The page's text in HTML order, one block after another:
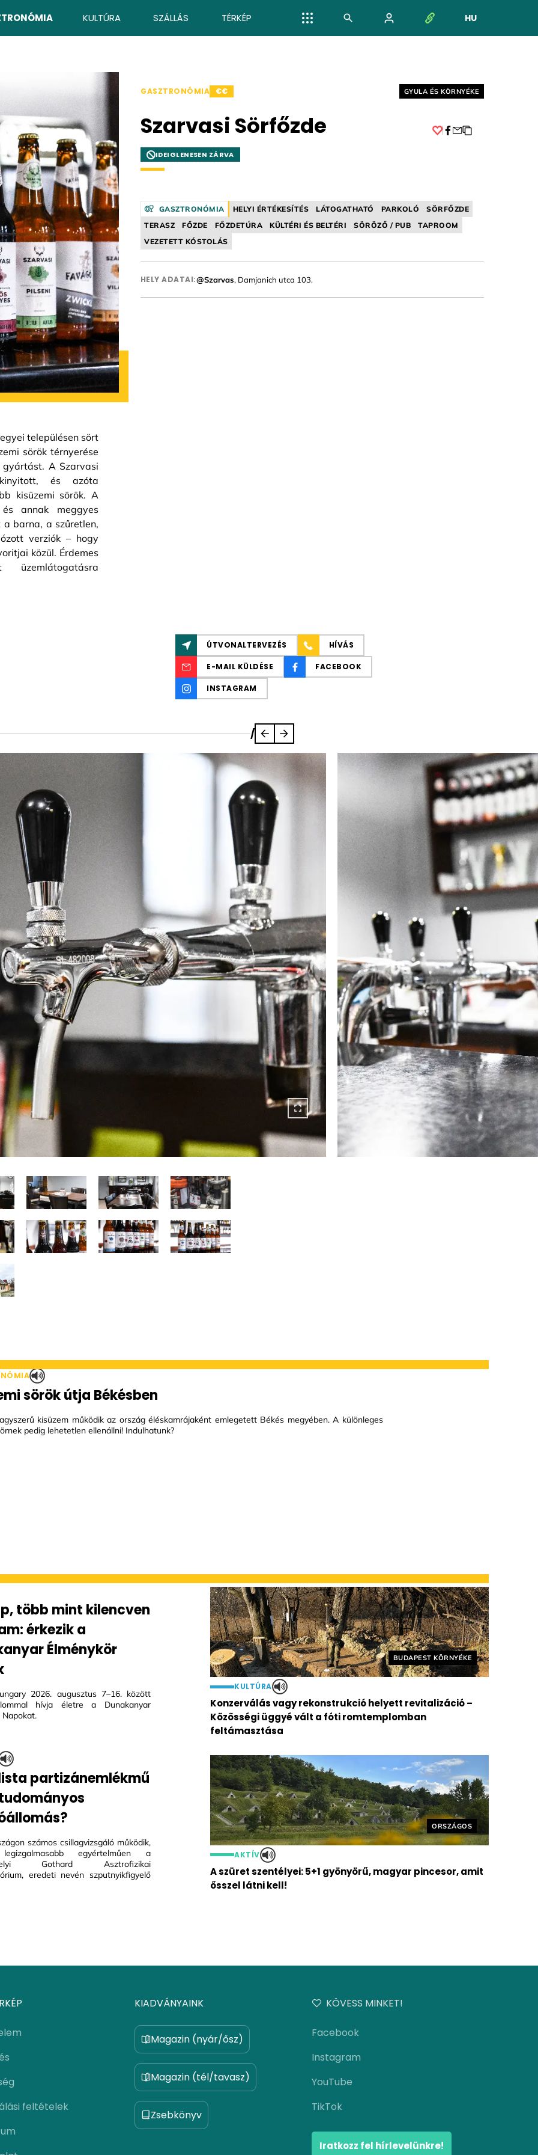
KULTÚRA SZÁLLÁS TÉRKÉP HU
NYELV
GASZTRONÓMIA €€ Helyszín címkék:
GYULA ÉS KÖRNYÉKE
Szarvasi Sörfőzde
IDEIGLENESEN ZÁRVA
GASZTRONÓMIA HELYI ÉRTÉKESÍTÉS LÁTOGATHATÓ PARKOLÓ
SÖRFŐZDE
TERASZ
FŐZDE FŐZDETÚRA KÜLTÉRI ÉS BELTÉRI SÖRÖZŐ / PUB
TAPROOM
VEZETETT KÓSTOLÁS
HELY ADATAI:@Szarvas, Damjanich utca 103.
településen sört
sörök térnyerése
A Szarvasi
és azóta
kisüzemi sörök. A
annak meggyes
barna, a szűretlen,
verziók – hogy
közül. Érdemes
üzemlátogatásra
ÚTVONALTERVEZÉS HÍVÁS
E-MAIL KÜLDÉSE FACEBOOK
INSTAGRAM
/
sörök útja Békésben
kisüzem működik az ország éléskamrájaként emlegetett Békés megyében. A különleges
pedig lehetetlen ellenállni! Indulhatunk?
több mint kilencven
érkezik a
Élménykör
2026. augusztus 7–16. között
hívja életre a Dunakanyar
Napokat.
Helyszín címkék:
BUDAPEST KÖRNYÉKE
KULTÚRA
Konzerválás vagy rekonstrukció helyett revitalizáció –
Közösségi üggyé vált a fóti romtemplomban
feltámasztása
partizánemlékmű
számos csillagvizsgáló működik,
egyértelműen a
Gothard Asztrofizikai
eredeti nevén szputnyikfigyelő
Helyszín címkék:
ORSZÁGOS
AKTÍV
A szüret szentélyei: 5+1 gyönyörű, magyar pincesor, amit
ősszel látni kell!
feltételek
KIADVÁNYAINK
Magazin (nyár/ősz)
Magazin (tél/tavasz)
Zsebkönyv
KÖVESS MINKET!
Facebook
Instagram
YouTube
TikTok
Iratkozz fel hírlevelünkre!